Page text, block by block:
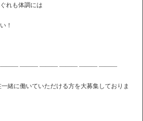
れも体調には
！
――― ――― ――― ――― ―――
緒に働いていただける方を大募集しておりま